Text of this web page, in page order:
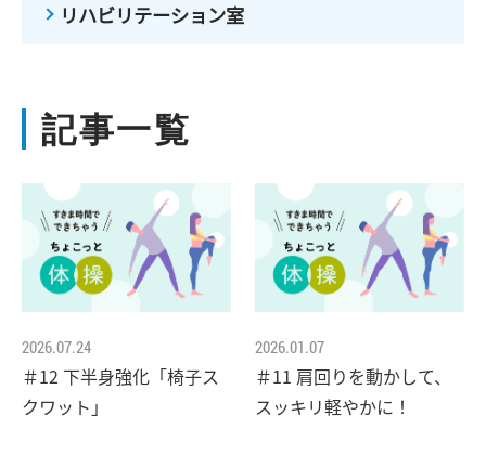
リハビリテーション室
記事一覧
2026.07.24
＃12 下半身強化「椅子ス
クワット」
2026.01.07
＃11 肩回りを動かして、
スッキリ軽やかに！